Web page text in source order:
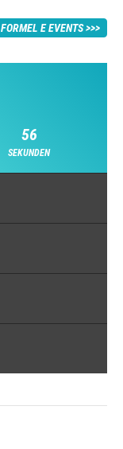
FORMEL E EVENTS
55
SEKUNDEN